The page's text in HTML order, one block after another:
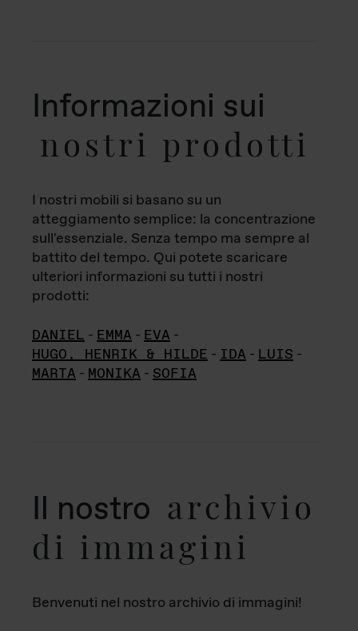
Informazioni sui
nostri prodotti
I nostri mobili si basano su un
atteggiamento semplice: la concentrazione
sull'essenziale. Senza tempo ma sempre al
battito del tempo. Qui potete scaricare
ulteriori informazioni su tutti i nostri
prodotti:
DANIEL - EMMA - EVA -
HUGO, HENRIK & HILDE - IDA - LUIS -
MARTA - MONIKA - SOFIA
Il nostro archivio
di immagini
Benvenuti nel nostro archivio di immagini!